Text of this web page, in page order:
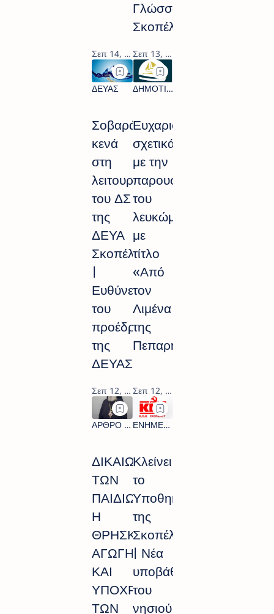
Γλώσσα
Σκοπέλου
Σοβαρά
κενά
στη
λειτουργία
του ΔΣ
της
ΔΕΥΑ
Σκοπέλου
|
Ευθύνες
του
προέδρου
της
ΔΕΥΑΣ
Ευχαριστίες
σχετικά
με την
παρουσίαση
του
λευκώματος
με
τίτλο
«Από
τον
Λιμένα
της
Πεπαρήθου…
ΔΙΚΑΙΩΜΑ
ΤΩΝ
ΠΑΙΔΙΩΝ
Η
ΘΡΗΣΚΕΥΤΙΚΗ
ΑΓΩΓΗ
ΚΑΙ
ΥΠΟΧΡΕΩΣΗ
ΤΩΝ
Κλείνει
το
Υποθηκοφυλακείο
της
Σκοπέλου
| Νέα
υποβάθμιση
του
νησιού